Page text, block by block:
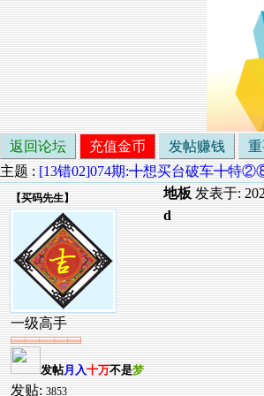
返回论坛 充值金币 发帖赚钱
主题 : [13错02]074期:╋想买台破车╋特
【买码先生】
一级高手
发帖月入十万不是梦
发贴: 3853
地板 发表于:
d